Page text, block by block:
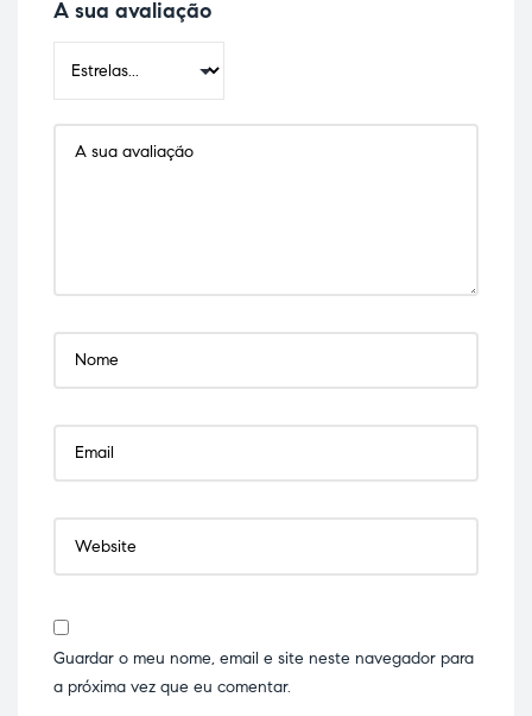
A sua avaliação
Guardar o meu nome, email e site neste navegador para
a próxima vez que eu comentar.